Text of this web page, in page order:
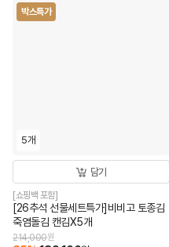
박스특가
5개
담기
[쇼핑백 포함]
[26추석 선물세트특가]비비고 토종김
죽염돌김 캔김X5개
214,000원